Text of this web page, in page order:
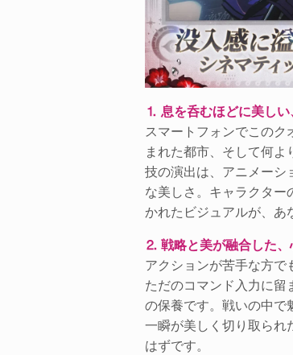
⒈ 息を呑むほどに美し
スマートフォンでこの
まれた都市、そして何
技の演出は、アニメーシ
な美しさ。キャラクタ
かれたビジュアルが、あ
⒉ 戦略と美が融合した
アクションが苦手な方で
ただのコマンド入力に
の保養です。戦いの中で
一瞬が美しく切り取られ
はずです。